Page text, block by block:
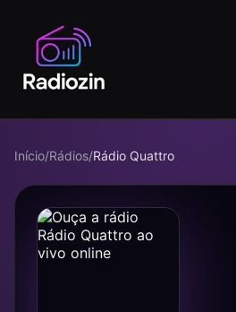
Início/Rádios/Rádio Quattro